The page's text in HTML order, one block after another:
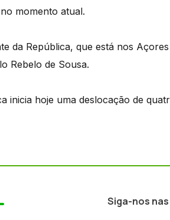
momento atual.
da República, que está nos
Rebelo de Sousa.
inicia hoje uma deslocação de
Siga-nos